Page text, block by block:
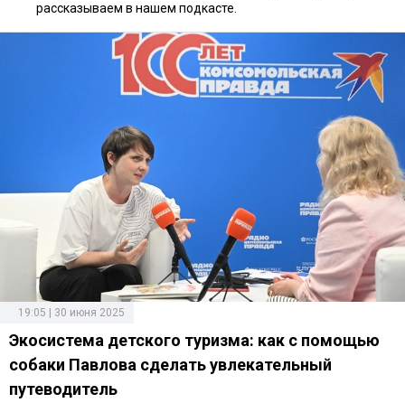
рассказываем в нашем подкасте.
19:05 | 30 июня 2025
Экосистема детского туризма: как с помощью
собаки Павлова сделать увлекательный
путеводитель